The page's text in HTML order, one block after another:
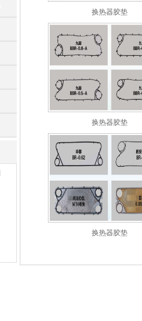
换热器胶垫
换热器胶垫
换热器胶垫